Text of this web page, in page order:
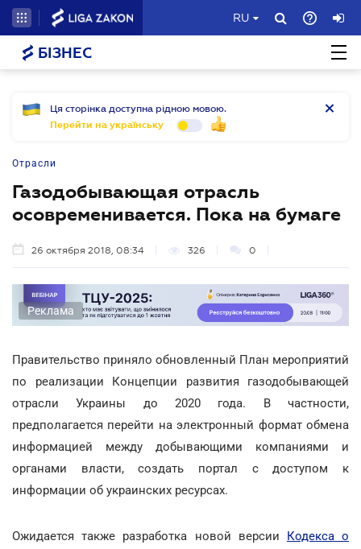
RU
БІЗНЕС
Ця сторінка доступна рідною мовою.
Перейти на українську
Отрасли
Газодобывающая отрасль
осовременивается. Пока на бумаге
26 октября 2018, 08:34 326 0
Реклама
Правительство приняло обновленный План мероприятий
по реализации Концепции развития газодобывающей
отрасли Украины до 2020 года. В частности,
предполагается перейти на электронный формат обмена
информацией между добывающими компаниями и
органами власти, создать портал с доступом к
информации об украинских ресурсах.
Ожидается также разработка новой версии Кодекса о